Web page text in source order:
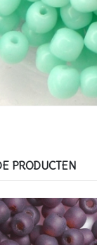
PRODUCTEN